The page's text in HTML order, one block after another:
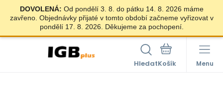
DOVOLENÁ: Od pondělí 3. 8. do pátku 14. 8. 2026 máme
zavřeno. Objednávky přijaté v tomto období začneme vyřizovat v
pondělí 17. 8. 2026. Děkujeme za pochopení.
Hledat Menu